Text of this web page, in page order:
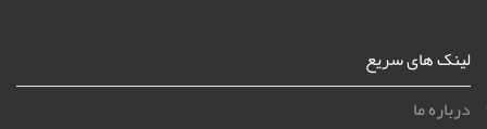
لینک های سریع
درباره ما